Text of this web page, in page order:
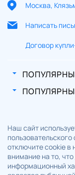
Москва,
Написать
Договор
Наш сайт
отключите cookie в
внимание на то,
информационный